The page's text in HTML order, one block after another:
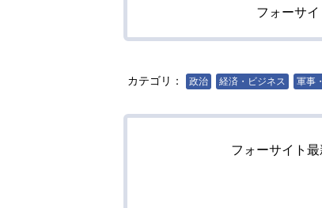
フォーサ
カテゴリ： 政治 経済・ビジネス 軍事
フォーサイト